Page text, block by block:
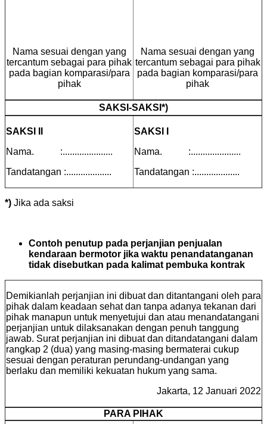
Nama sesuai dengan yang
tercantum sebagai para pihak
pada bagian komparasi/para
pihak
Nama sesuai dengan yang
tercantum sebagai para pihak
pada bagian komparasi/para
pihak
SAKSI-SAKSI*)
SAKSI II
Nama. :.....................
Tandatangan :...................
SAKSI I
Nama. :.....................
Tandatangan :...................
*) Jika ada saksi
Contoh penutup pada perjanjian penjualan
kendaraan bermotor jika waktu penandatanganan
tidak disebutkan pada kalimat pembuka kontrak
Demikianlah perjanjian ini dibuat dan ditantangani oleh para
pihak dalam keadaan sehat dan tanpa adanya tekanan dari
pihak manapun untuk menyetujui dan atau menandatangani
perjanjian untuk dilaksanakan dengan penuh tanggung
jawab. Surat perjanjian ini dibuat dan ditandatangani dalam
rangkap 2 (dua) yang masing-masing bermaterai cukup
sesuai dengan peraturan perundang-undangan yang
berlaku dan memiliki kekuatan hukum yang sama.
Jakarta, 12 Januari 2022
PARA PIHAK